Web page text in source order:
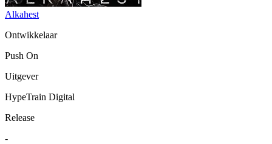
Alkahest
Ontwikkelaar
Push On
Uitgever
HypeTrain Digital
Release
-